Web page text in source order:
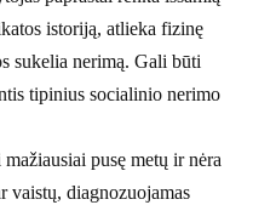
istoriją, atlieka fizinę
sukelia nerimą. Gali būti
tipinius socialinio nerimo
pusę metų ir nėra
vaistų, diagnozuojamas